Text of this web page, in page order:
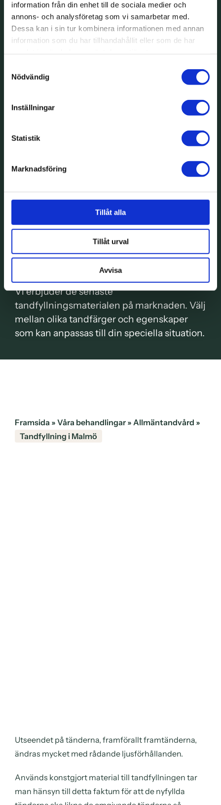
information från din enhet till de sociala medier och
annons- och analysföretag som vi samarbetar med.
Dessa kan i sin tur kombinera informationen med annan
information som du har tillhandahållit eller som de har
Nödvändig
Inställningar
Statistik
Marknadsföring
Tillåt alla
Tillåt urval
Avvisa
Tandfyllning i Malmö
– återskapa ett
vackert leende
Vi erbjuder de senaste
tandfyllningsmaterialen på marknaden. Välj
mellan olika tandfärger och egenskaper
som kan anpassas till din speciella situation.
Framsida » Våra behandlingar» Allmäntandvård »
Tandfyllning i Malmö
Utseendet på tänderna, framförallt framtänderna,
ändras mycket med rådande ljusförhållanden.
Används konstgjort material till tandfyllningen tar
man hänsyn till detta faktum för att de nyfyllda